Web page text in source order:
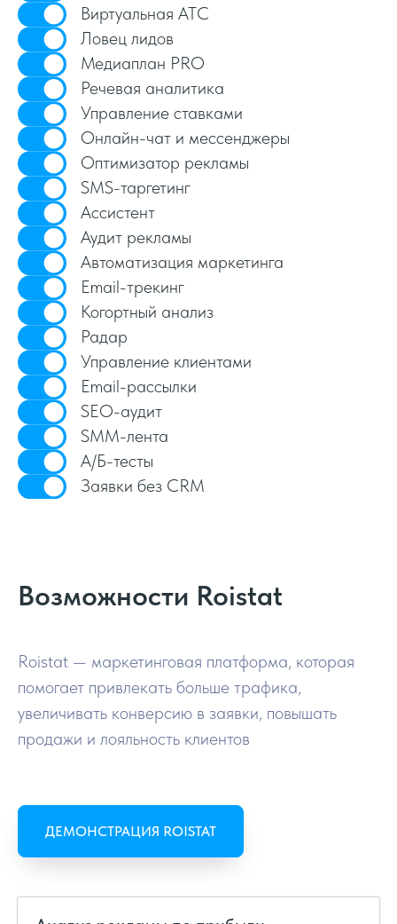
Виртуальная АТС
Ловец лидов
Медиаплан PRO
Речевая аналитика
Управление ставками
Онлайн-чат и мессенджеры
Оптимизатор рекламы
SMS-таргетинг
Ассистент
Аудит рекламы
Автоматизация маркетинга
Email-трекинг
Когортный анализ
Радар
Управление клиентами
Email-рассылки
SEO-аудит
SMM-лента
А/Б-тесты
Заявки без CRM
Возможности Roistat
Roistat — маркетинговая платформа, которая
помогает привлекать больше трафика,
увеличивать конверсию в заявки, повышать
продажи и лояльность клиентов
ДЕМОНСТРАЦИЯ ROISTAT